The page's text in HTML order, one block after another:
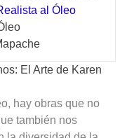
al Óleo
El Arte de Karen
hay obras que no
también nos